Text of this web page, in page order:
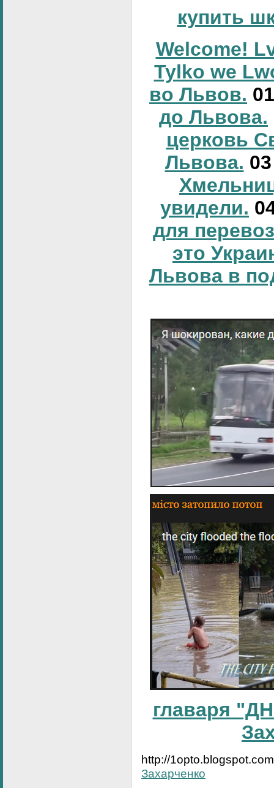
купить
Welcome!
Tylko we
во Львов.
до Львова.
церковь
Львова.
увидели.
для
это
Львова в
главаря
http://
Захарченко